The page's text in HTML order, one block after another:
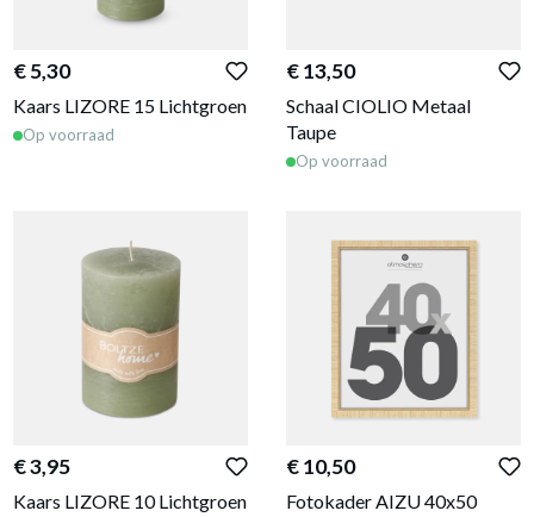
€ 5,30
Kaars LIZORE 15 Lichtgroen
Op voorraad
€ 13,50
Schaal CIOLIO Metaal
Taupe
Op voorraad
€ 3,95
Kaars LIZORE 10 Lichtgroen
€ 10,50
Fotokader AIZU 40x50